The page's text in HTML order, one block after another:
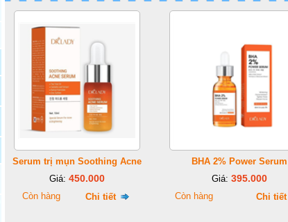
Serum trị mụn Soothing Acne
Giá: 450.000
Còn hàng Chi tiết
BHA 2% Power Serum
Giá: 395.000
Còn hàng Chi tiết